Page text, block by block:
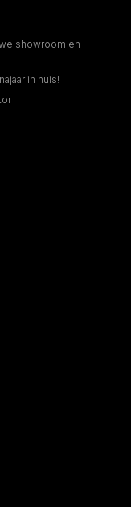
showroom en
in huis!